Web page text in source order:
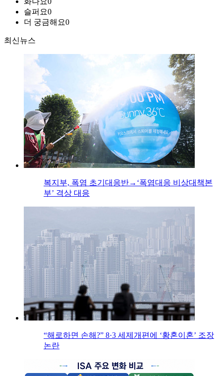
슬퍼요0
더 궁금해요0
최신뉴스
복지부, 폭염 초기대응반→‘폭염대응 비상대책본
부’ 격상 대응
“해로하면 손해?” 8·3 세제개편에 ‘황혼이혼’ 조장
논란